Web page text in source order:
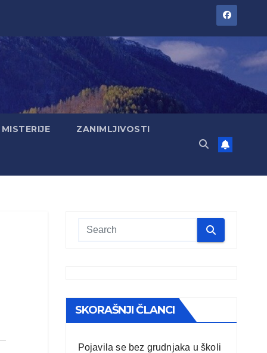
MISTERIJE ZANIMLJIVOSTI
SKORAŠNJI ČLANCI
Pojavila se bez grudnjaka u školi